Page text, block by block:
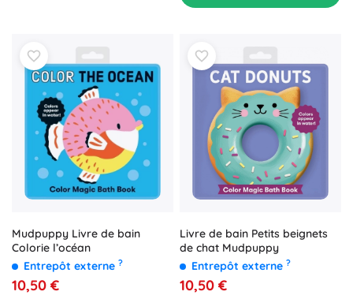
Mudpuppy Livre de bain
Colorie l’océan
Entrepôt externe ?
10,50 €
Livre de bain Petits beignets
de chat Mudpuppy
Entrepôt externe ?
10,50 €